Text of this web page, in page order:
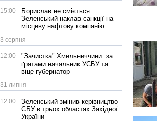
15:00
Борислав не сміється:
Зеленський наклав санкції на
місцеву нафтову компанію
3 серпня
12:00
"Зачистка" Хмельниччини: за
ґратами начальник УСБУ та
віце-губернатор
31 липня
12:00
Зеленський змінив керівництво
СБУ в трьох областях Західної
України